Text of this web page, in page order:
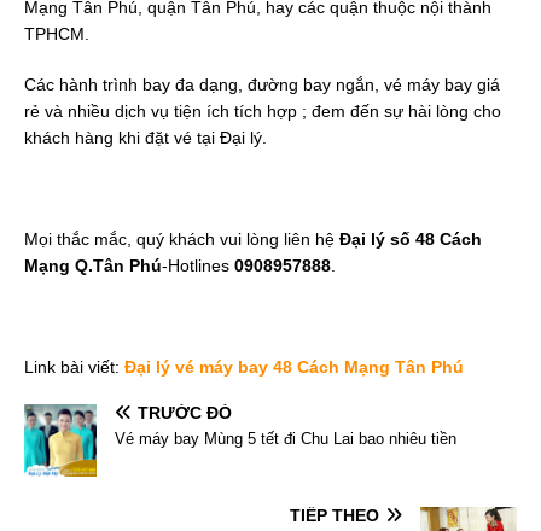
Mạng Tân Phú, quận Tân Phú, hay các quận thuộc nội thành
TPHCM.
Các hành trình bay đa dạng, đường bay ngắn, vé máy bay giá
rẻ và nhiều dịch vụ tiện ích tích hợp ; đem đến sự hài lòng cho
khách hàng khi đặt vé tại Đại lý.
Mọi thắc mắc, quý khách vui lòng liên hệ Đại lý số 48 Cách
Mạng Q.Tân Phú-Hotlines 0908957888
Link bài viết: Đại lý vé máy bay 48 Cách Mạng Tân Phú
TRƯỚC ĐÓ
Vé máy bay Mùng 5 tết đi Chu Lai bao nhiêu tiền
TIẾP THEO